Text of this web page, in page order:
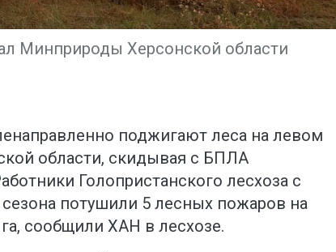
Минприроды Херсонской области
поджигают леса на левом
области, скидывая с БПЛА
Голопристанского лесхоза с
потушили 5 лесных пожаров на
сообщили ХАН в лесхозе.